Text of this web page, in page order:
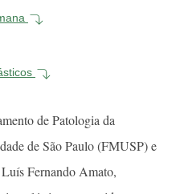
de Patologia da
de São Paulo (FMUSP) e
Fernando Amato,